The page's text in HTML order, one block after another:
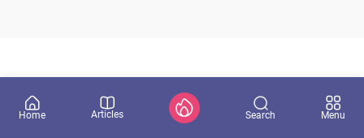
Home Articles Search Menu